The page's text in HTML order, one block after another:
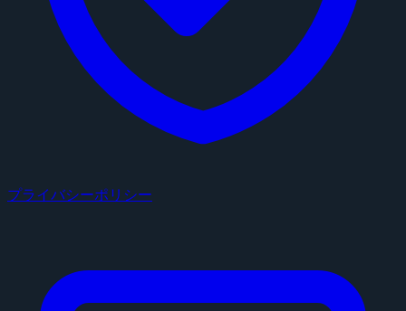
プライバシーポリシー